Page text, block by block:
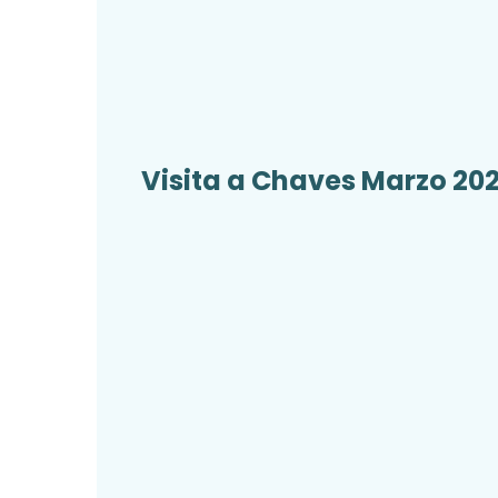
Visita a Chaves Marzo